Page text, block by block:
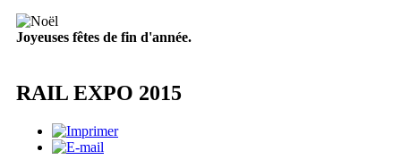
Joyeuses fêtes de fin d'année.
RAIL EXPO 2015